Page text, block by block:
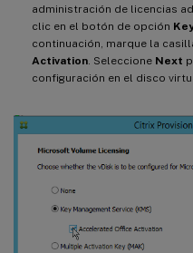
administración de licencias
clic en el botón de opción
continuación, marque la
Activation. Seleccione Next
configuración en el disco